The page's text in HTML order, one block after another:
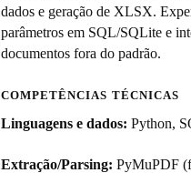
dados e geração de XLSX.
parâmetros em SQL/SQLite e
documentos fora do padrão.
COMPETÊNCIAS TÉCNICAS
Linguagens e dados: Python,
Extração/Parsing: PyMuPDF